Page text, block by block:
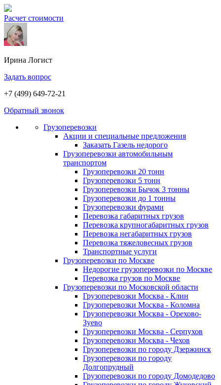
Расчет стоимости
Ирина Логист
Задать вопрос
+7 (499) 649-72-21
Обратный звонок
Грузоперевозки
Акции и специальные предложения
Заказать Газель недорого
Грузоперевозки автомобильным
транспортом
Грузоперевозки 20 тонн
Грузоперевозки 5 тонн
Грузоперевозки Бычок 3 тонны
Грузоперевозки до 1 тонны
Грузоперевозки фурами
Перевозка габаритных грузов
Перевозка крупногабаритных грузов
Перевозка негабаритных грузов
Перевозка тяжеловесных грузов
Транспортные услуги
Грузоперевозки по Москве
Недорогие грузоперевозки по Москве
Перевозка грузов по Москве
Грузоперевозки по Московской области
Грузоперевозки Москва - Клин
Грузоперевозки Москва - Коломна
Грузоперевозки Москва - Орехово-
Зуево
Грузоперевозки Москва - Серпухов
Грузоперевозки Москва - Чехов
Грузоперевозки по городу Дзержинск
Грузоперевозки по городу
Долгопрудный
Грузоперевозки по городу Домодедово